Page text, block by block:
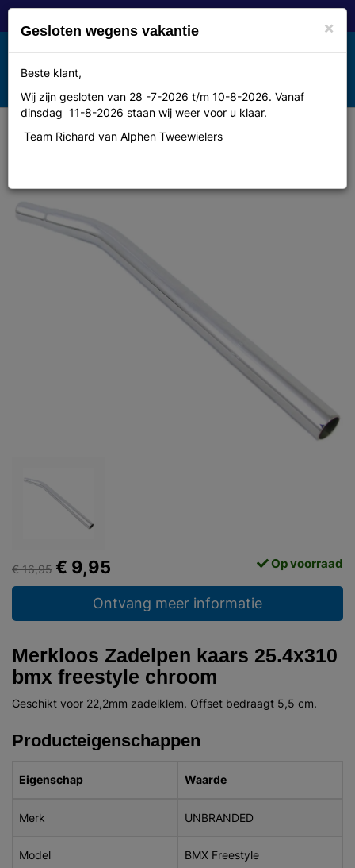
Toggle
navigation
MENU
Merkloos Zadelpen kaars 25.4x310
€ 16,95 € 9,95 Op voorraad
Ontvang meer informatie
Merkloos Zadelpen kaars 25.4x310
bmx freestyle chroom
Geschikt voor 22,2mm zadelklem. Offset bedraagt 5,5 cm.
Producteigenschappen
Eigenschap Waarde
Merk UNBRANDED
Model BMX Freestyle
×
Gesloten wegens vakantie
Beste klant,
Wij zijn gesloten van 28 -7-2026 t/m 10-8-2026. Vanaf
dinsdag 11-8-2026 staan wij weer voor u klaar.
Team Richard van Alphen Tweewielers